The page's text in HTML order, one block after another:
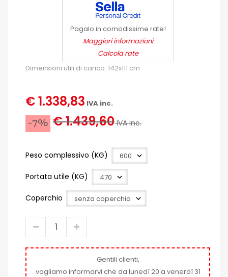
Pagalo in comodissime rate!
Maggiori informazioni
Calcola rate
Dimensioni utili di carico: 142x111 cm
€ 1.338,83 IVA inc.
-7% € 1.439,60IVA inc.
Peso complessivo (KG)
Portata utile (KG)
Coperchio
Gentili clienti,
vogliamo informarvi che da lunedì 20 a venerdì 31